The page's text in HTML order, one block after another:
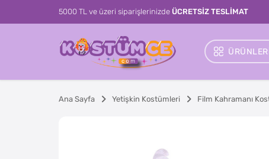
5000 TL ve üzeri siparişlerinizde ÜCRETSİZ TESLİMAT
Ana Sayfa Yetişkin Kostümleri Film Kahramanı